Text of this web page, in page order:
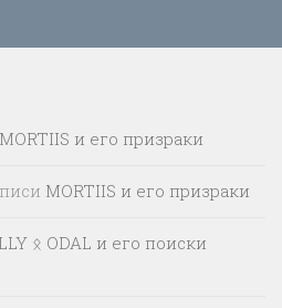
MORTIIS и его призраки
MORTIIS и его призраки
ᛟ ODAL и его поиски